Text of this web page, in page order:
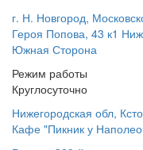
г. Н. Новгород,
Героя Попова, 43 к1
Южная Сторона
Режим работы
Круглосуточно
Нижегородская обл,
Кафе "Пикник у